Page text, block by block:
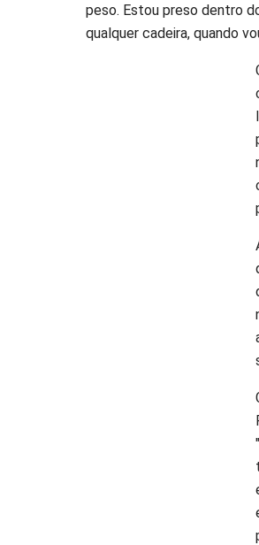
peso. Estou preso dentro
qualquer cadeira, quando